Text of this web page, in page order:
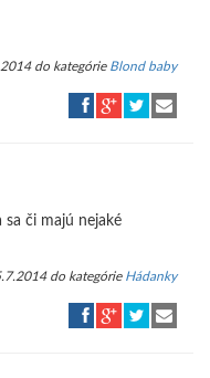
do kategórie Blond baby
či majú nejaké
do kategórie Hádanky